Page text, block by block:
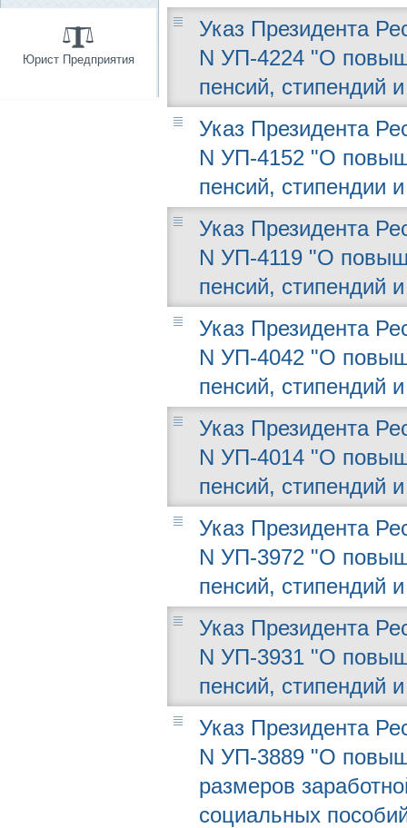
Юрист Предприятия
Указ Президента
N УП-4224 "О
пенсий, стипендий
Указ Президента
N УП-4152 "О
пенсий, стипендии
Указ Президента
N УП-4119 "О
пенсий, стипендий
Указ Президента
N УП-4042 "О
пенсий, стипендий
Указ Президента
N УП-4014 "О
пенсий, стипендий
Указ Президента
N УП-3972 "О
пенсий, стипендий
Указ Президента
N УП-3931 "О
пенсий, стипендий
Указ Президента
N УП-3889 "О
размеров
социальных